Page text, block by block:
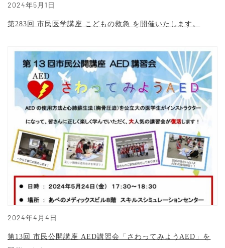
2024年5月1日
第283回 市民医学講座 こどもの救急 を開催いたします。
2024年4月4日
第13回 市民公開講座 AED講習会「さわってみようAED」を